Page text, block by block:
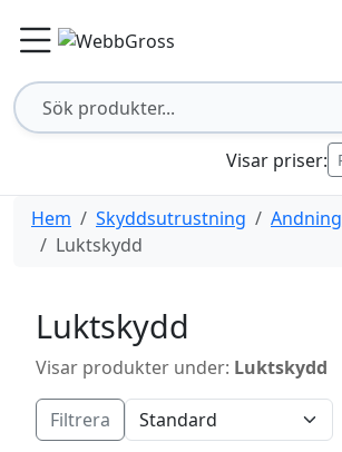
Visar priser:
Hem Skyddsutrustning
Luktskydd
Luktskydd
Visar produkter under: Luktskydd
Filtrera